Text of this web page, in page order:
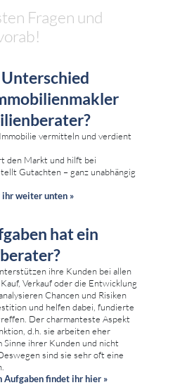
Fragen und
vermitteln und verdient
den Markt und hilft bei
Gutachten – ganz unabhängig
weiter unten »
hat ein
ihre Kunden bei allen
Verkauf oder die Entwicklung
Chancen und Risiken
und helfen dabei, fundierte
Der charmanteste Aspekt
d.h. sie arbeiten eher
ihrer Kunden und nicht
sind sie sehr oft eine
Aufgaben findet ihr hier »